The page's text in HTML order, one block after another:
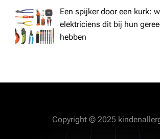
Een spijker door een kurk:
elektriciens dit bij hun
hebben
Copyright © 2025